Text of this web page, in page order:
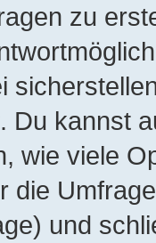
zu
Du kannst
wie viele
die
und